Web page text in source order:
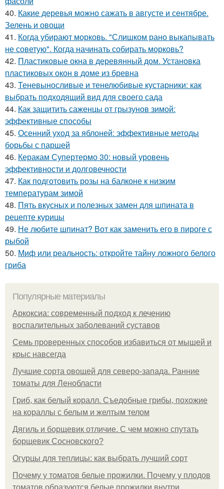
40. Какие деревья можно сажать в августе и сентябре.
Зелень и овощи
41. Когда убирают морковь. "Слишком рано выкапывать
не советую". Когда начинать собирать морковь?
42. Пластиковые окна в деревянный дом. Установка
пластиковых окон в доме из бревна
43. Теневыносливые и тенелюбивые кустарники: как
выбрать подходящий вид для своего сада
44. Как защитить саженцы от грызунов зимой:
эффективные способы
45. Осенний уход за яблоней: эффективные методы
борьбы с паршей
46. Керакам Супертермо 30: новый уровень
эффективности и долговечности
47. Как подготовить розы на балконе к низким
температурам зимой
48. Пять вкусных и полезных замен для шпината в
рецепте курицы
49. Не любите шпинат? Вот как заменить его в пироге с
рыбой
50. Миф или реальность: откройте тайну ложного белого
гриба
Популярные материалы
Аркоксиа: современный подход к лечению
воспалительных заболеваний суставов
Семь проверенных способов избавиться от мышей и
крыс навсегда
Лучшие сорта овощей для северо-запада. Ранние
томаты для Ленобласти
Гриб, как белый коралл. Съедобные грибы, похожие
на кораллы с белым и желтым телом
Дягиль и борщевик отличие. С чем можно спутать
борщевик Сосновского?
Огурцы для теплицы: как выбрать лучший сорт
Почему у томатов белые прожилки. Почему у плодов
томатов образуются белые прожилки внутри